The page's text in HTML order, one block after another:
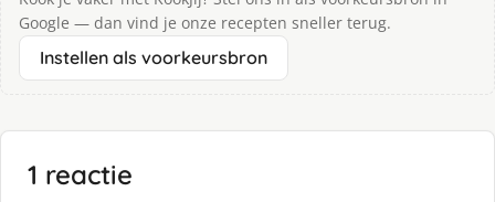
Google — dan vind je onze recepten sneller terug.
Instellen als voorkeursbron
1 reactie